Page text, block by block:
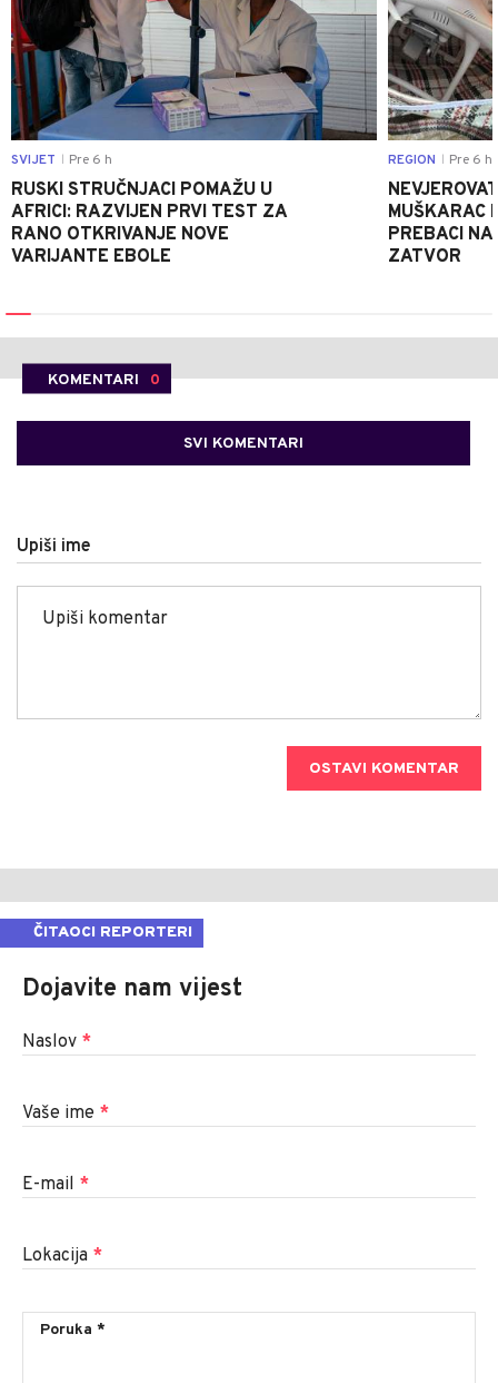
SVIJET Pre 6 h
RUSKI STRUČNJACI POMAŽU U
AFRICI: RAZVIJEN PRVI TEST ZA
RANO OTKRIVANJE NOVE
VARIJANTE EBOLE
REGION Pre 6 h
MUŠKARAC
PREBACI
ZATVOR
KOMENTARI 0
SVI KOMENTARI
Upiši ime
OSTAVI KOMENTAR
ČITAOCI REPORTERI
Dojavite nam vijest
Naslov *
Vaše ime *
E-mail *
Lokacija *